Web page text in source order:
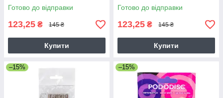
Готово до відправки
123,25 ₴ 145 ₴
Купити
Готово до відправки
123,25 ₴ 145 ₴
Купити
–15% –15%